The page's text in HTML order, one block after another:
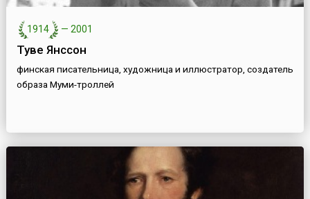
1914 — 2001
Туве Янссон
финская писательница, художница и иллюстратор, создатель
образа Муми-троллей